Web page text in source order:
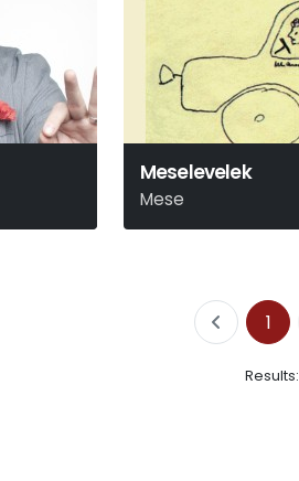
Meselevelek
Mese
Örkény István
1
Results: